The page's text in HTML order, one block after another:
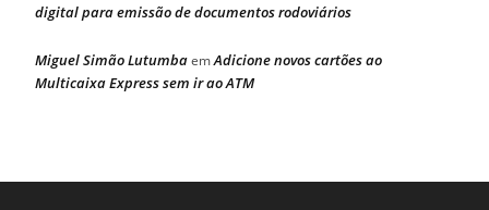
digital para emissão de documentos rodoviários
Miguel Simão LutumbaemAdicione novos cartões ao
Multicaixa Express sem ir ao ATM